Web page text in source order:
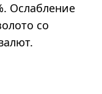
Ослабление
со